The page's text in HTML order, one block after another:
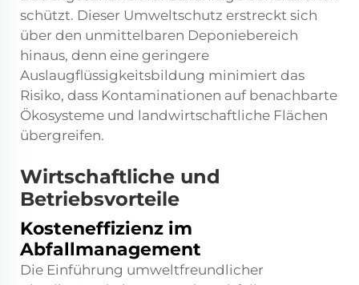
schützt. Dieser Umweltschutz erstreckt sich
über den unmittelbaren Deponiebereich
hinaus, denn eine geringere
Auslaugflüssigkeitsbildung minimiert das
Risiko, dass Kontaminationen auf benachbarte
Ökosysteme und landwirtschaftliche Flächen
übergreifen.
Wirtschaftliche und
Betriebsvorteile
Kosteneffizienz im
Abfallmanagement
Die Einführung umweltfreundlicher